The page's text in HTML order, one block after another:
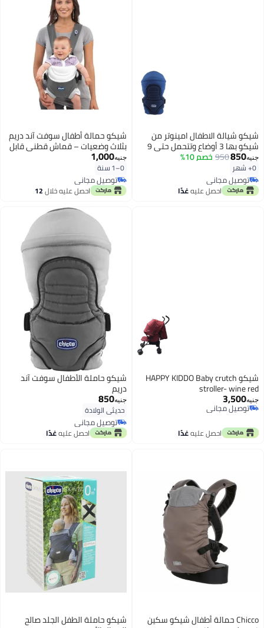
شيكو شيالة الاطفال امينوتر من
شيكو بها 3 أوضاع وتتحمل حتى 9
كجم - لون أزرق
جنيه850
950خصم 10%
0+ شهر
توصيل مجاني
توصيل مجانياحصل عليهغدًا
شيكو حمالة أطفال سوفت آند دريم
بثلاث وضعيات – قماش قطني قابل
للتنفس، غطاء واقي قابل للإزالة،
حزام ثابت لتوزيع الوزن، مبطنة من
الداخل، أحزمة قابلة للتعديل –
مريحة وآمنة للرضع وحديثي الولادة
حتى وزن 9 كجم (رمادي)
جنيه1,000
0–1 سنة
توصيل مجاني
توصيل مجانياحصل عليه خلال12
شيكو HAPPY KIDDO Baby crutch
stroller- wine red
جنيه3,500
توصيل مجاني
توصيل مجاني
احصل عليهغدًا
شيكو حاملة الأطفال سوفت آند
دريم
جنيه850
حديثي الولادة
توصيل مجاني
توصيل مجانياحصل عليهغدًا
Chicco حمالة أطفال شيكو سكين شيكو حاملة الطفل الجلد صالح